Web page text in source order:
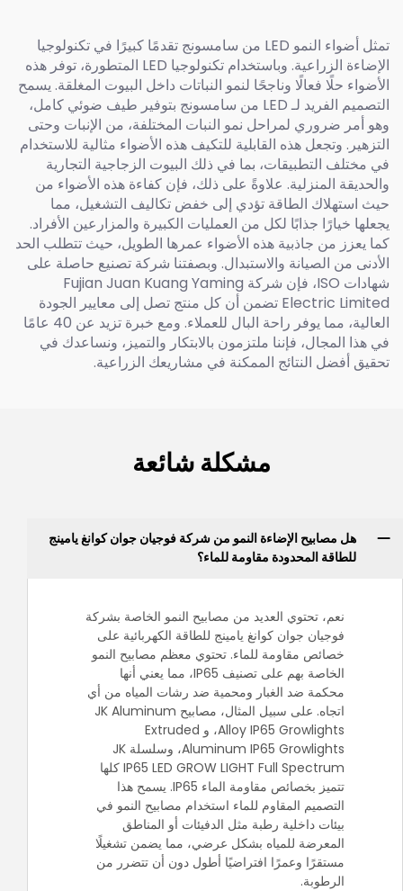
تمثل أضواء النمو LED من سامسونج تقدمًا كبيرًا في تكنولوجيا
الإضاءة الزراعية. وباستخدام تكنولوجيا LED المتطورة، توفر هذه
الأضواء حلًا فعالًا وناجحًا لنمو النباتات داخل البيوت المغلقة. يسمح
التصميم الفريد لـ LED من سامسونج بتوفير طيف ضوئي كامل،
وهو أمر ضروري لمراحل نمو النبات المختلفة، من الإنبات وحتى
التزهير. وتجعل هذه القابلية للتكيف هذه الأضواء مثالية للاستخدام
في مختلف التطبيقات، بما في ذلك البيوت الزجاجية التجارية
والحديقة المنزلية. علاوةً على ذلك، فإن كفاءة هذه الأضواء من
حيث استهلاك الطاقة تؤدي إلى خفض تكاليف التشغيل، مما
يجعلها خيارًا جذابًا لكل من العمليات الكبيرة والمزارعين الأفراد.
كما يعزز من جاذبية هذه الأضواء عمرها الطويل، حيث تتطلب الحد
الأدنى من الصيانة والاستبدال. وبصفتنا شركة تصنيع حاصلة على
شهادات ISO، فإن شركة Fujian Juan Kuang Yaming
Electric Limited تضمن أن كل منتج تصل إلى معايير الجودة
العالية، مما يوفر راحة البال للعملاء. ومع خبرة تزيد عن 40 عامًا
في هذا المجال، فإننا ملتزمون بالابتكار والتميز، ونساعدك في
تحقيق أفضل النتائج الممكنة في مشاريعك الزراعية.
مشكلة شائعة
هل مصابيح الإضاءة النمو من شركة فوجيان جوان كوانغ يامينج
للطاقة المحدودة مقاومة للماء؟
نعم، تحتوي العديد من مصابيح النمو الخاصة بشركة
فوجيان جوان كوانغ يامينج للطاقة الكهربائية على
خصائص مقاومة للماء. تحتوي معظم مصابيح النمو
الخاصة بهم على تصنيف IP65، مما يعني أنها
محكمة ضد الغبار ومحمية ضد رشات المياه من أي
اتجاه. على سبيل المثال، مصابيح JK Aluminum
Alloy IP65 Growlights، و Extruded
Aluminum IP65 Growlights، وسلسلة JK
IP65 LED GROW LIGHT Full Spectrum كلها
تتميز بخصائص مقاومة الماء IP65. يسمح هذا
التصميم المقاوم للماء استخدام مصابيح النمو في
بيئات داخلية رطبة مثل الدفيئات أو المناطق
المعرضة للمياه بشكل عرضي، مما يضمن تشغيلًا
مستقرًا وعمرًا افتراضيًا أطول دون أن تتضرر من
الرطوبة.